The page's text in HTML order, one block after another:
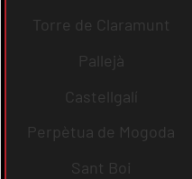
Torre de Claramunt
Pallejà
Castellgalí
Perpètua de Mogoda
Sant Boi